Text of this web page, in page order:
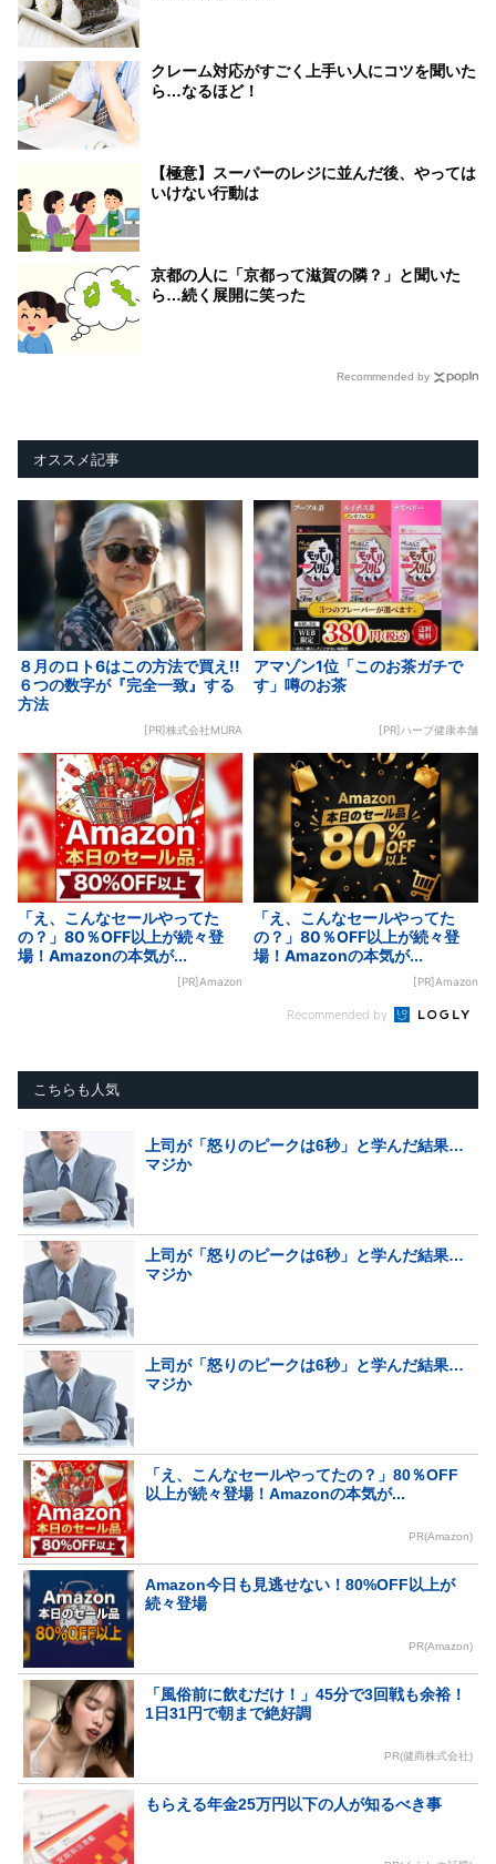
クレーム対応がすごく上手い人にコツを聞いた
ら…なるほど！
【極意】スーパーのレジに並んだ後、やっては
いけない行動は
京都の人に「京都って滋賀の隣？」と聞いた
ら…続く展開に笑った
Recommended by
オススメ記事
８月のロト6はこの方法で買え!!
６つの数字が『完全一致』する
方法
[PR]株式会社MURA
アマゾン1位「このお茶ガチで
す」噂のお茶
[PR]ハーブ健康本舗
「え、こんなセールやってた
の？」80％OFF以上が続々登
場！Amazonの本気が...
[PR]Amazon
「え、こんなセールやってた
の？」80％OFF以上が続々登
場！Amazonの本気が...
[PR]Amazon
Recommended by
こちらも人気
上司が「怒りのピークは6秒」と学んだ結果…
マジか
上司が「怒りのピークは6秒」と学んだ結果…
マジか
上司が「怒りのピークは6秒」と学んだ結果…
マジか
「え、こんなセールやってたの？」80％OFF
以上が続々登場！Amazonの本気が...
PR(Amazon)
Amazon今日も見逃せない！80%OFF以上が
続々登場
PR(Amazon)
「風俗前に飲むだけ！」45分で3回戦も余裕！
1日31円で朝まで絶好調
PR(健商株式会社)
もらえる年金25万円以下の人が知るべき事